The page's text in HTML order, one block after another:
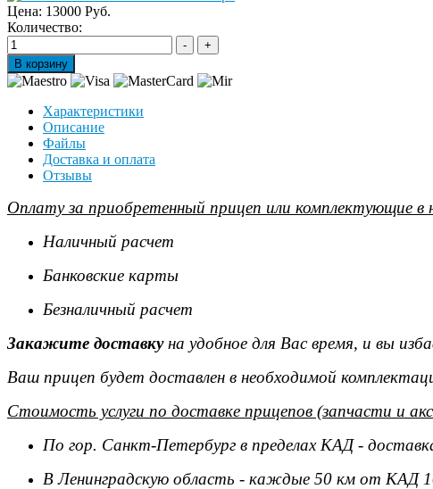
Цена: 13000 Руб.
Количество:
Характеристики
Описание
Файлы
Доставка и оплата
Отзывы
Оплату за приобретенный прицеп или комплектующие
Наличный расчет
Банковские карты
Безналичный расчет
Закажите доставкуна удобное для Вас время, и вы
Ваш прицеп будет доставлен в необходимой
Стоимость услуги по доставке прицепов (запчасти и
По гор. Санкт-Петербург в пределах КАД -
В Ленинградскую область - каждые 50 км от КАД